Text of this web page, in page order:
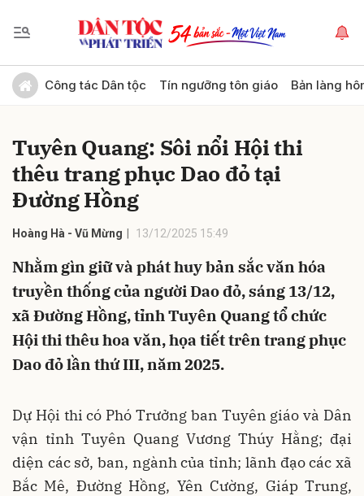
Công tác Dân tộc Tín ngưỡng tôn giáo Bản làng
Tuyên Quang: Sôi nổi Hội thi
thêu trang phục Dao đỏ tại
Đường Hồng
Hoàng Hà - Vũ Mừng 13/12/2025 15:49
Nhằm gìn giữ và phát huy bản sắc văn hóa
truyền thống của người Dao đỏ, sáng 13/12,
xã Đường Hồng, tỉnh Tuyên Quang tổ chức
Hội thi thêu hoa văn, họa tiết trên trang phục
Dao đỏ lần thứ III, năm 2025.
Dự Hội thi có Phó Trưởng ban Tuyên giáo và Dân
vận tỉnh Tuyên Quang Vương Thúy Hằng; đại
diện các sở, ban, ngành của tỉnh; lãnh đạo các xã
Bắc Mê, Đường Hồng, Yên Cường, Giáp Trung,
Gửi bình luận